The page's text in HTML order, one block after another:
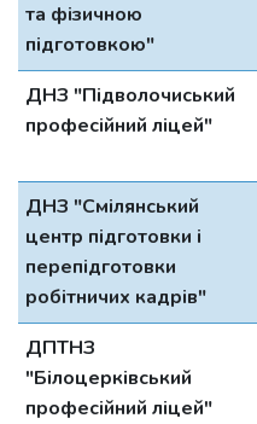
та фізичною
підготовкою"
ДНЗ "Підволочиський
професійний ліцей"
ДНЗ "Смілянський
центр підготовки і
перепідготовки
робітничих кадрів"
ДПТНЗ
"Білоцерківський
професійний ліцей"